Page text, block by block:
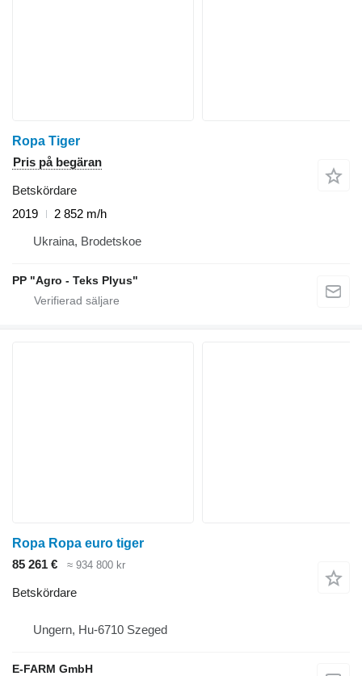
Ropa Tiger
Pris på begäran
Betskördare
2019
2 852 m/h
Ukraina, Brodetskoe
PP "Agro - Teks Plyus"
Ropa Ropa euro tiger
85 261 €
≈ 934 800 kr
Betskördare
Ungern, Hu-6710 Szeged
E-FARM GmbH